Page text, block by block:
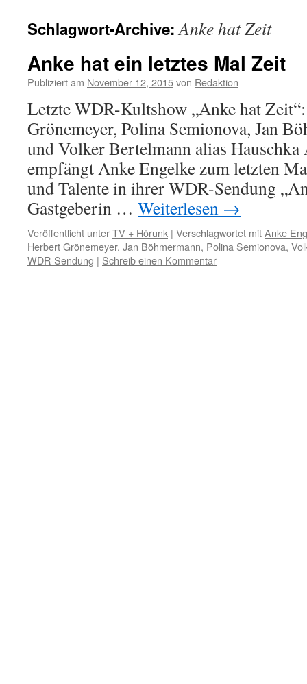
Schlagwort-Archive:Anke hat Zeit
Anke hat ein letztes Mal Zeit
Publiziert am November 12, 2015von Redaktion
Letzte WDR-Kultshow „Anke hat
Grönemeyer, Polina Semionova, Jan
und Volker Bertelmann alias
empfängt Anke Engelke zum letzten
und Talente in ihrer WDR-Sendung
Gastgeberin … Weiterlesen →
Veröffentlicht unterTV + Hörunk | Verschlagwortet mitAnke
Herbert Grönemeyer, Jan Böhmermann, Polina Semionova,
WDR-Sendung | Schreib einen Kommentar